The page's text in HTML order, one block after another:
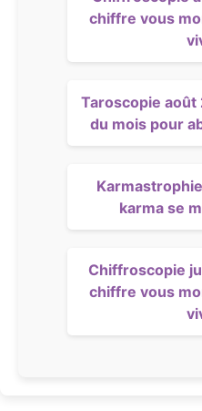
chiffre vous
Taroscopie
du mois pour
karma se
Chiffroscopie
chiffre vous